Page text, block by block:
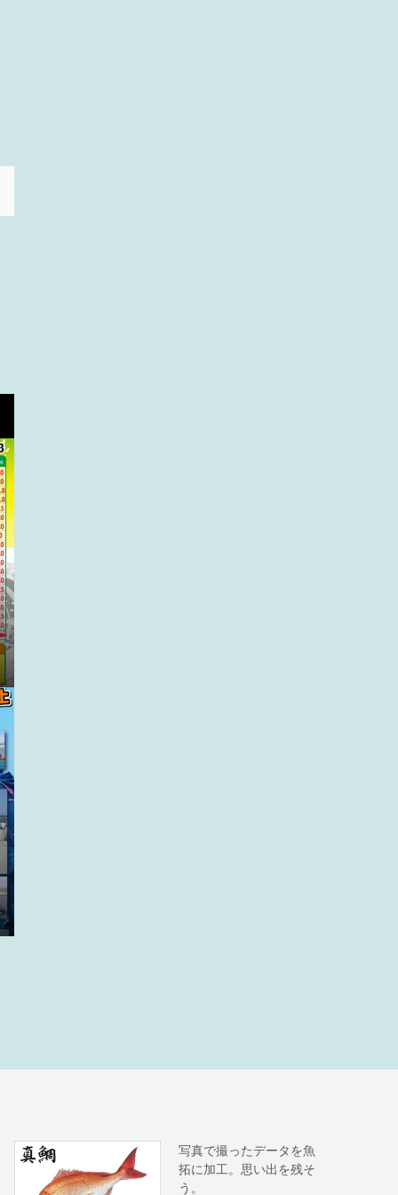
写真で撮ったデータを魚
拓に加工。思い出を残そ
う。